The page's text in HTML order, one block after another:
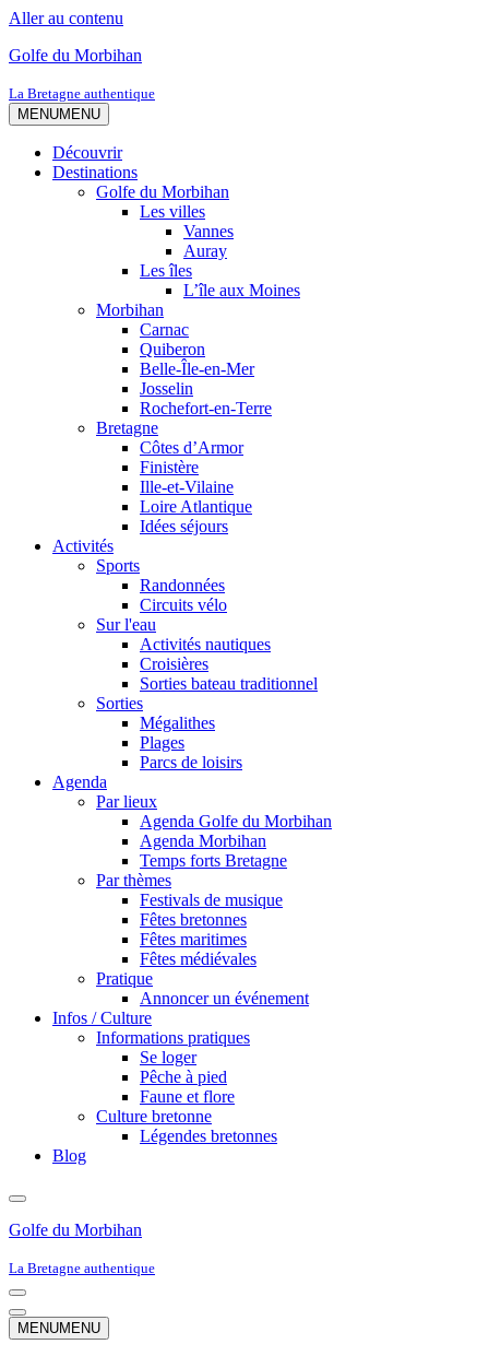
Aller au contenu
Golfe du Morbihan
La Bretagne authentique
MENUMENU
Découvrir
Destinations
Golfe du Morbihan
Les villes
Vannes
Auray
Les îles
L’île aux Moines
Morbihan
Carnac
Quiberon
Belle-Île-en-Mer
Josselin
Rochefort-en-Terre
Bretagne
Côtes d’Armor
Finistère
Ille-et-Vilaine
Loire Atlantique
Idées séjours
Activités
Sports
Randonnées
Circuits vélo
Sur l'eau
Activités nautiques
Croisières
Sorties bateau traditionnel
Sorties
Mégalithes
Plages
Parcs de loisirs
Agenda
Par lieux
Agenda Golfe du Morbihan
Agenda Morbihan
Temps forts Bretagne
Par thèmes
Festivals de musique
Fêtes bretonnes
Fêtes maritimes
Fêtes médiévales
Pratique
Annoncer un événement
Infos / Culture
Informations pratiques
Se loger
Pêche à pied
Faune et flore
Culture bretonne
Légendes bretonnes
Blog
Golfe du Morbihan
La Bretagne authentique
Menu
de
navigation
Menu
de
MENUMENU